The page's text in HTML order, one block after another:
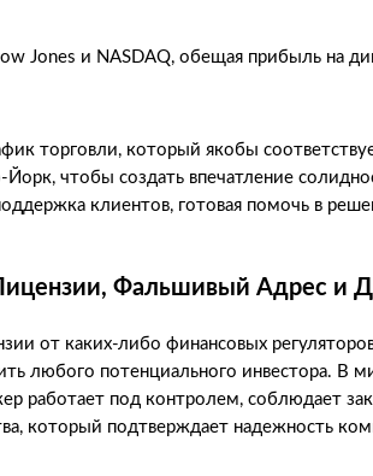
Jones и NASDAQ, обещая прибыль на
торговли, который якобы
чтобы создать впечатление
клиентов, готовая помочь в
Фальшивый Адрес и
от каких-либо финансовых
любого потенциального инвестора. В
работает под контролем, соблюдает
который подтверждает надежность